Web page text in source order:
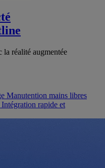
réalité augmentée
Manutention mains libres
Intégration rapide et